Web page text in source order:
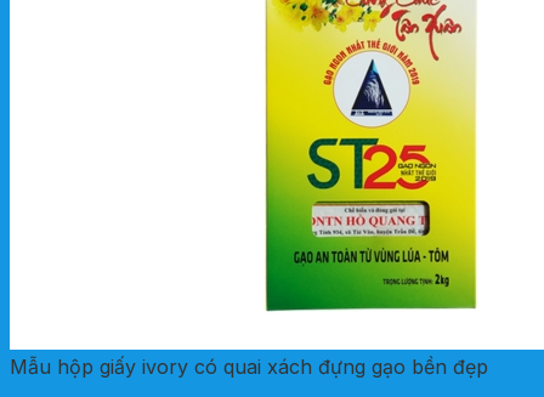
Mẫu hộp giấy ivory có quai xách đựng gạo bền đẹp